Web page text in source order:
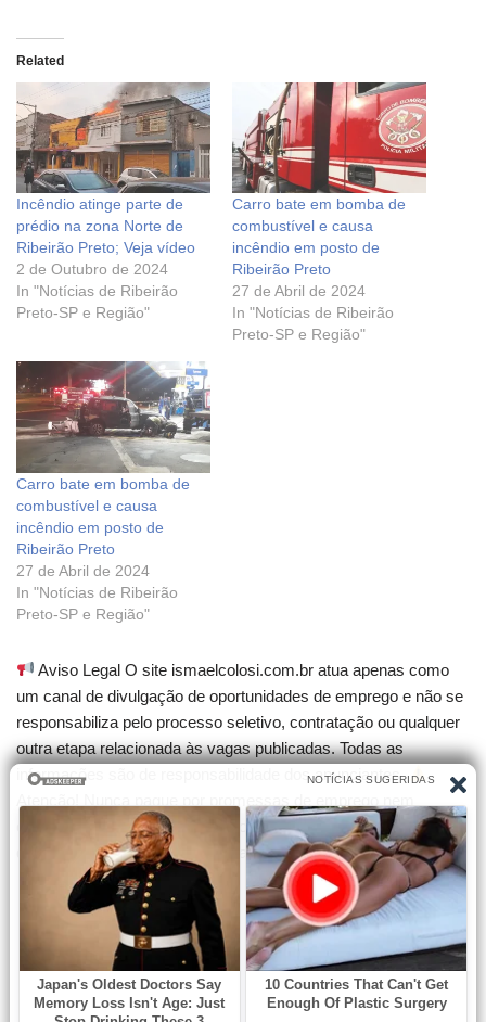
Related
Incêndio atinge parte de
prédio na zona Norte de
Ribeirão Preto; Veja vídeo
2 de Outubro de 2024
In "Notícias de Ribeirão
Preto-SP e Região"
Carro bate em bomba de
combustível e causa
incêndio em posto de
Ribeirão Preto
27 de Abril de 2024
In "Notícias de Ribeirão
Preto-SP e Região"
Carro bate em bomba de
combustível e causa
incêndio em posto de
Ribeirão Preto
27 de Abril de 2024
In "Notícias de Ribeirão
Preto-SP e Região"
Aviso Legal O site ismaelcolosi.com.br atua apenas como
um canal de divulgação de oportunidades de emprego e não se
responsabiliza pelo processo seletivo, contratação ou qualquer
outra etapa relacionada às vagas publicadas. Todas as
informações são de responsabilidade dos anunciantes.
compre cursos que garantam contratação. Desconfie de
qualquer cobrança para participar de seleções.